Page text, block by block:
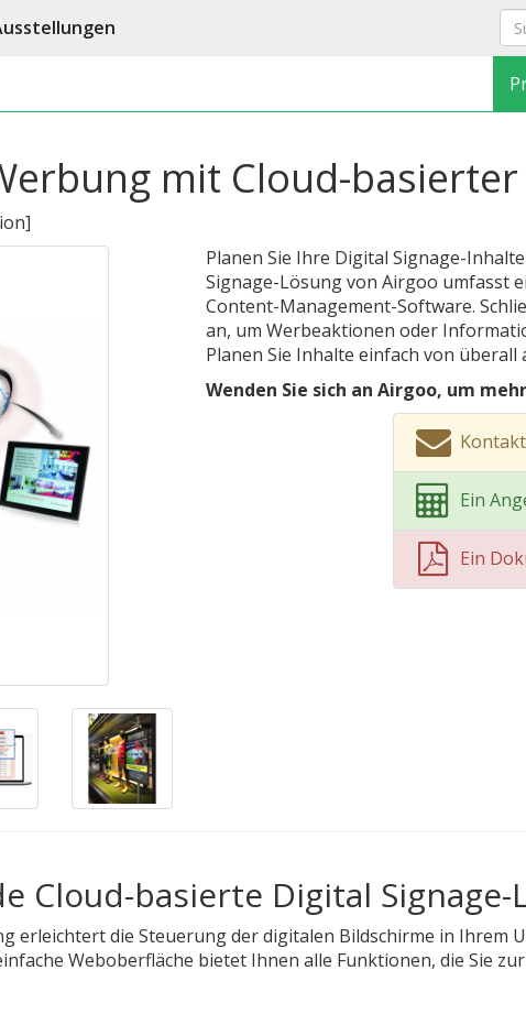
mit Cloud-
]
Planen Sie Ihre Digital Signage-
Signage-Lösung von Airgoo umfasst
Content-Management-Software.
an, um Werbeaktionen oder
Planen Sie Inhalte einfach von überall
Wenden Sie sich an Airgoo, um
Ein
Ein
Cloud-basierte Digital Signage-
erleichtert die Steuerung der digitalen Bildschirme in Ihrem
Weboberfläche bietet Ihnen alle Funktionen, die Sie